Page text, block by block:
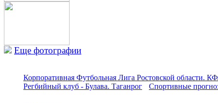
Еще фотографии
Корпоративная Футбольная Лига Ростовской области.
Регбийный клуб - Булава. Таганрог
Спортивные